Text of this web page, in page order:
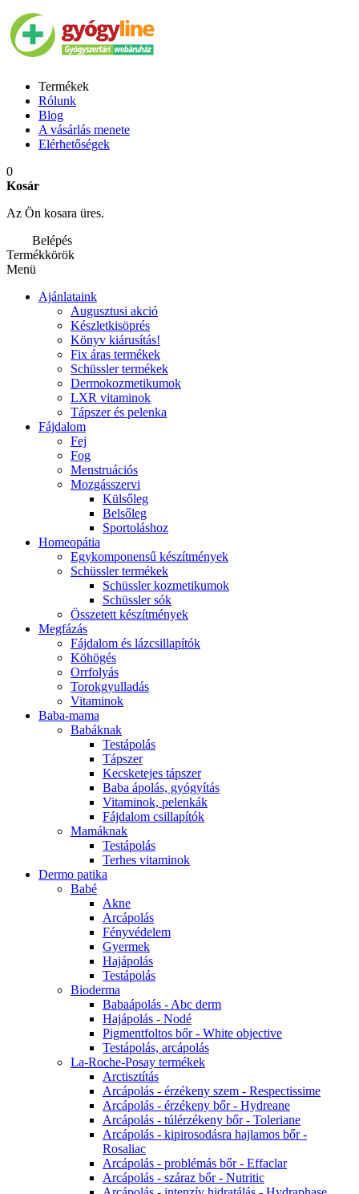
Termékek
Rólunk
Blog
A vásárlás menete
Elérhetőségek
0
Kosár
Az Ön kosara üres.
Belépés
Termékkörök
Menü
Ajánlataink
Augusztusi akció
Készletkisöprés
Könyv kiárusítás!
Fix áras termékek
Schüssler termékek
Dermokozmetikumok
LXR vitaminok
Tápszer és pelenka
Fájdalom
Fej
Fog
Menstruációs
Mozgásszervi
Külsőleg
Belsőleg
Sportoláshoz
Homeopátia
Egykomponensű készítmények
Schüssler termékek
Schüssler kozmetikumok
Schüssler sók
Összetett készítmények
Megfázás
Fájdalom és lázcsillapítók
Köhögés
Orrfolyás
Torokgyulladás
Vitaminok
Baba-mama
Babáknak
Testápolás
Tápszer
Kecsketejes tápszer
Baba ápolás, gyógyítás
Vitaminok, pelenkák
Fájdalom csillapítók
Mamáknak
Testápolás
Terhes vitaminok
Dermo patika
Babé
Akne
Arcápolás
Fényvédelem
Gyermek
Hajápolás
Testápolás
Bioderma
Babaápolás - Abc derm
Hajápolás - Nodé
Pigmentfoltos bőr - White objective
Testápolás, arcápolás
La-Roche-Posay termékek
Arctisztítás
Arcápolás - érzékeny szem - Respectissime
Arcápolás - érzékeny bőr - Hydreane
Arcápolás - túlérzékeny bőr - Toleriane
Arcápolás - kipirosodásra hajlamos bőr -
Rosaliac
Arcápolás - problémás bőr - Effaclar
Arcápolás - száraz bőr - Nutritic